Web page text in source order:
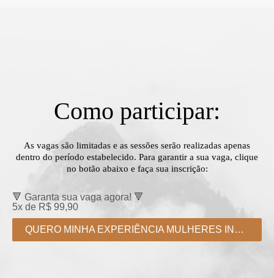
Como participar:
As vagas são limitadas e as sessões serão realizadas apenas
dentro do período estabelecido. Para garantir a sua vaga, clique
no botão abaixo e faça sua inscrição:
🔻 Garanta sua vaga agora! 🔻
5x de R$ 99,90
QUERO MINHA EXPERIÊNCIA MULHERES INFINITAS